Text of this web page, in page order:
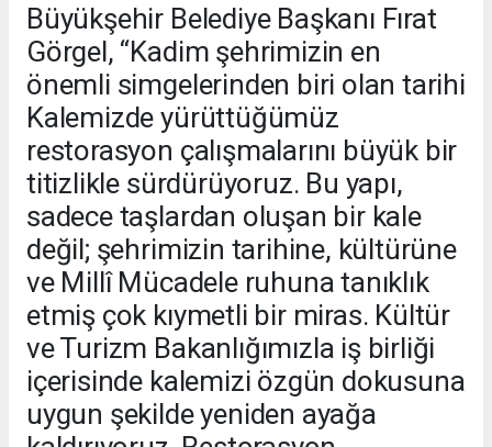
Büyükşehir Belediye Başkanı Fırat
Görgel, “Kadim şehrimizin en
önemli simgelerinden biri olan tarihi
Kalemizde yürüttüğümüz
restorasyon çalışmalarını büyük bir
titizlikle sürdürüyoruz. Bu yapı,
sadece taşlardan oluşan bir kale
değil; şehrimizin tarihine, kültürüne
ve Millî Mücadele ruhuna tanıklık
etmiş çok kıymetli bir miras. Kültür
ve Turizm Bakanlığımızla iş birliği
içerisinde kalemizi özgün dokusuna
uygun şekilde yeniden ayağa